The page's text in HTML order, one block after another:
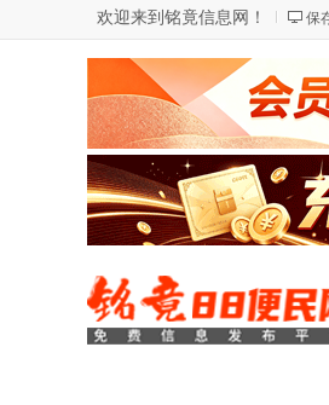
欢迎来到铭竟信息网！ 保